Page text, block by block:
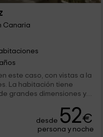
Canaria
este caso, con vistas a la
grandes dimensiones y
desde 52€
persona y noche